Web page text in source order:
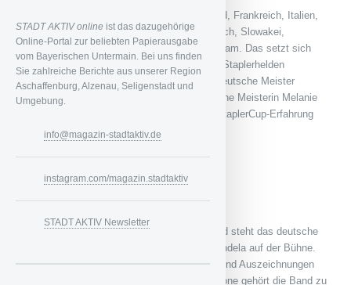
Das Teilnehmerfeld besteht 2022 aus Estland, Frankreich, Italien,
Lettland, Litauen, den Niederlanden, Österreich, Slowakei,
Slowenien sowie natürlich dem deutschen Team. Das setzt sich
aus besonders erfahrenen und erfolgreichen Staplerhelden
zusammen: Mit dabei sind der amtierende Deutsche Meister
Markus Zenger sowie die amtierende Deutsche Meisterin Melanie
Holl. Zusammen bringen sie über 15 Jahre StaplerCup-Erfahrung
Für das Abschlusskonzert am Samstagabend steht das deutsche
Hiphop- und Dancehall-Ensemble Culcha Candela auf der Bühne.
Mit ca. drei Millionen verkauften Tonträgern und Auszeichnungen
wie dem Comet, dem Echo und der 1Live Krone gehört die Band zu
STADT AKTIV online ist das dazugehörige
Online-Portal zur beliebten Papierausgabe
vom Bayerischen Untermain. Bei uns finden
Sie zahlreiche Berichte aus unserer Region
Aschaffenburg, Alzenau, Seligenstadt und
Umgebung.
info@magazin-stadtaktiv.de
instagram.com/magazin.stadtaktiv
STADT AKTIV Newsletter